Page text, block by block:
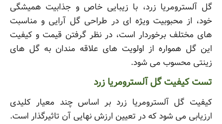
گل آلسترومریا زرد، با زیبایی خاص و جذابیت همیشگی
خود، از محبوبیت ویژه ای در طراحی گل آرایی و مناسبت
های مختلف برخوردار است، در نظر گرفتن قیمت و کیفیت
این گل همواره از اولویت های علاقه مندان به گل های
زینتی محسوب می شود.
تست کیفیت گل آلسترومریا زرد
کیفیت گل آلسترومریا زرد بر اساس چند معیار کلیدی
ارزیابی می شود که در تعیین ارزش نهایی آن تاثیرگذار است.